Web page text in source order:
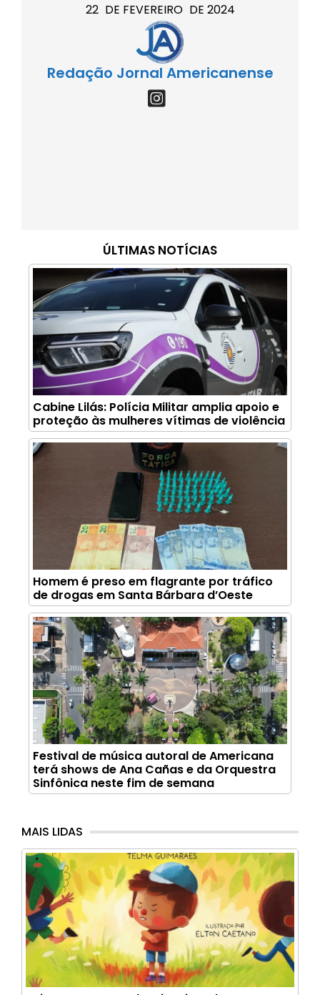
22 DE FEVEREIRO DE 2024
Redação Jornal Americanense
ÚLTIMAS NOTÍCIAS
Cabine Lilás: Polícia Militar amplia apoio e
proteção às mulheres vítimas de violência
Homem é preso em flagrante por tráfico
de drogas em Santa Bárbara d’Oeste
Festival de música autoral de Americana
terá shows de Ana Cañas e da Orquestra
Sinfônica neste fim de semana
MAIS LIDAS